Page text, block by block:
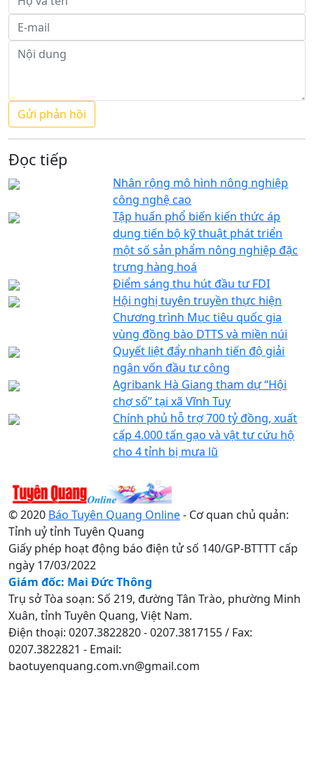
Đọc tiếp
Nhân rộng mô hình nông nghiệp
công nghệ cao
Tập huấn phổ biến kiến thức áp
dụng tiến bộ kỹ thuật phát triển
một số sản phẩm nông nghiệp đặc
trưng hàng hoá
Điểm sáng thu hút đầu tư FDI
Hội nghị tuyên truyền thực hiện
Chương trình Mục tiêu quốc gia
vùng đồng bào DTTS và miền núi
Quyết liệt đẩy nhanh tiến độ giải
ngân vốn đầu tư công
Agribank Hà Giang tham dự “Hội
chợ số” tại xã Vĩnh Tuy
Chính phủ hỗ trợ 700 tỷ đồng, xuất
cấp 4.000 tấn gạo và vật tư cứu hộ
cho 4 tỉnh bị mưa lũ
© 2020 Báo Tuyên Quang Online- Cơ quan chủ quản:
Tỉnh uỷ tỉnh Tuyên Quang
Giấy phép hoạt động báo điện tử số 140/GP-BTTTT cấp
ngày 17/03/2022
Giám đốc: Mai Đức Thông
Trụ sở Tòa soạn: Số 219, đường Tân Trào, phường Minh
Xuân, tỉnh Tuyên Quang, Việt Nam.
Điện thoại: 0207.3822820 - 0207.3817155 / Fax:
0207.3822821 - Email:
baotuyenquang.com.vn@gmail.com